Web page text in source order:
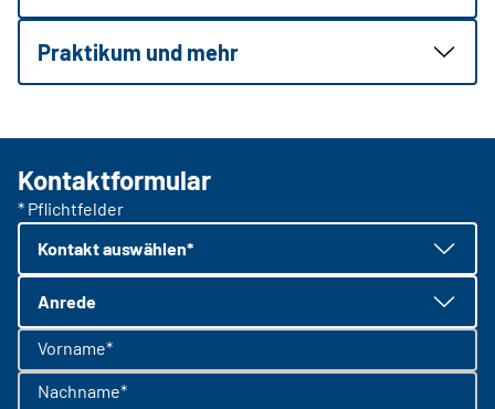
Praktikum und mehr
Kontaktformular
* Pflichtfelder
Kontakt auswählen*
Anrede
Vorname*
Nachname*